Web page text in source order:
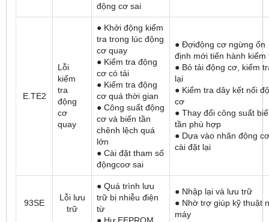
động cơ sai
E.TE2
Lỗi
kiểm
tra
động
cơ
quay
● Khởi động kiểm
tra trong lúc động
cơ quay
● Kiểm tra động
cơ có tải
● Kiểm tra động
cơ quá thời gian
● Công suất động
cơ và biến tần
chênh lệch quá
lớn
● Cài đặt tham số
độngcoơ sai
● Đợiđộng cơ ngừng ổn
định mới tiến hành kiểm
● Bỏ tải động cơ, kiểm
lại
● Kiểm tra dây kết nối
cơ
● Thay đổi công suất
tần phù hợp
● Dựa vào nhãn động cơ
cài đặt lại
93SE
Lỗi lưu
trữ
● Quá trình lưu
trữ bị nhiễu điện
từ
● Nhập lại và lưu trữ
● Nhờ trợ giúp kỹ thuật
máy